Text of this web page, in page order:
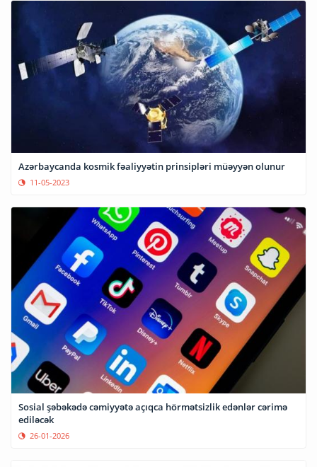
Azərbaycanda kosmik fəaliyyətin prinsipləri müəyyən olunur
11-05-2023
Sosial şəbəkədə cəmiyyətə açıqca hörmətsizlik edənlər cərimə
ediləcək
26-01-2026